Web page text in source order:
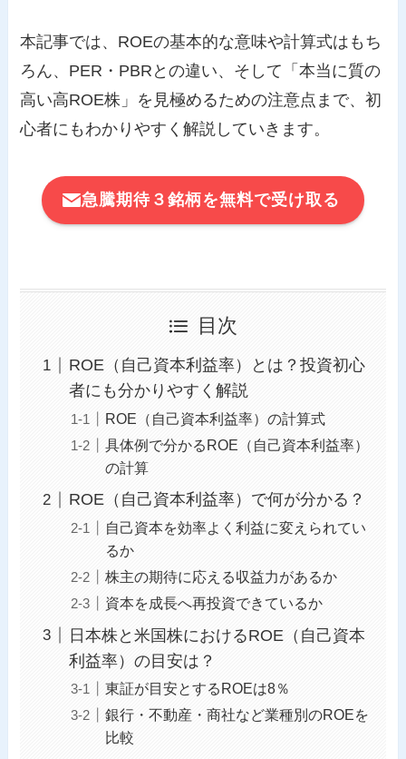
本記事では、ROEの基本的な意味や計算式はもち
ろん、PER・PBRとの違い、そして「本当に質の
高い高ROE株」を見極めるための注意点まで、初
心者にもわかりやすく解説していきます。
急騰期待３銘柄を無料で受け取る
目次
ROE（自己資本利益率）とは？投資初心
者にも分かりやすく解説
ROE（自己資本利益率）の計算式
具体例で分かるROE（自己資本利益率）
の計算
ROE（自己資本利益率）で何が分かる？
自己資本を効率よく利益に変えられてい
るか
株主の期待に応える収益力があるか
資本を成長へ再投資できているか
日本株と米国株におけるROE（自己資本
利益率）の目安は？
東証が目安とするROEは8％
銀行・不動産・商社など業種別のROEを
比較